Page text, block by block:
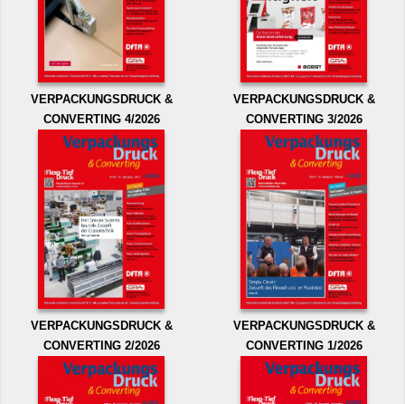
VERPACKUNGSDRUCK &
CONVERTING 4/2026
VERPACKUNGSDRUCK &
CONVERTING 3/2026
VERPACKUNGSDRUCK &
CONVERTING 2/2026
VERPACKUNGSDRUCK &
CONVERTING 1/2026